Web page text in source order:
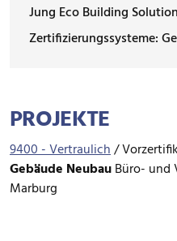
Jung Eco Building
Zertifizierungssysteme:
PROJEKTE
9400 - Vertraulich/
Gebäude NeubauBüro- und
Marburg